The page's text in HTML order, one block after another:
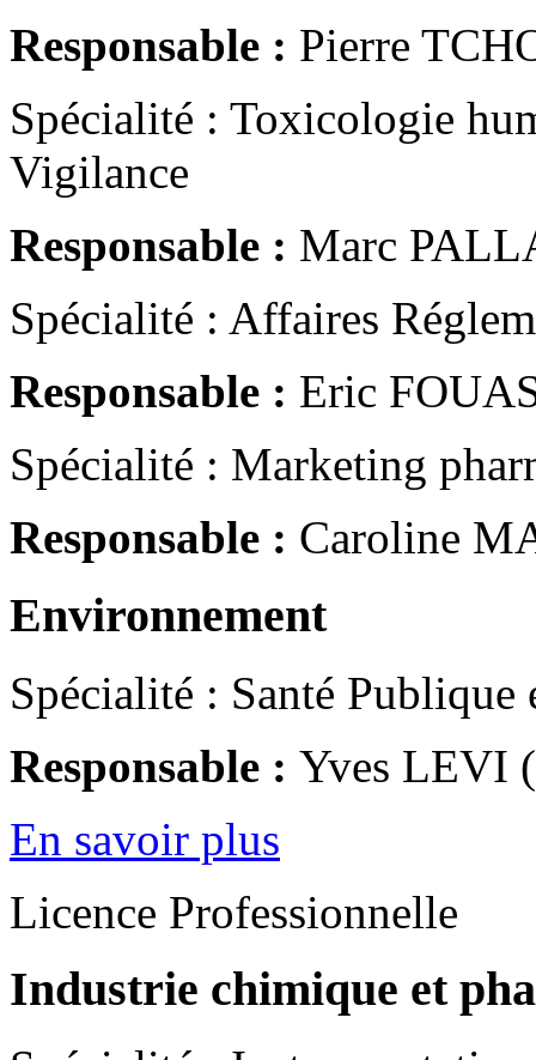
Responsable : Pierre
Spécialité : Toxicologie
Vigilance
Responsable : Marc
Spécialité : Affaires
Responsable : Eric
Spécialité : Marketing
Responsable : Caroline
Environnement
Spécialité : Santé
Responsable : Yves LEVI (
En savoir plus
Licence Professionnelle
Industrie chimique et